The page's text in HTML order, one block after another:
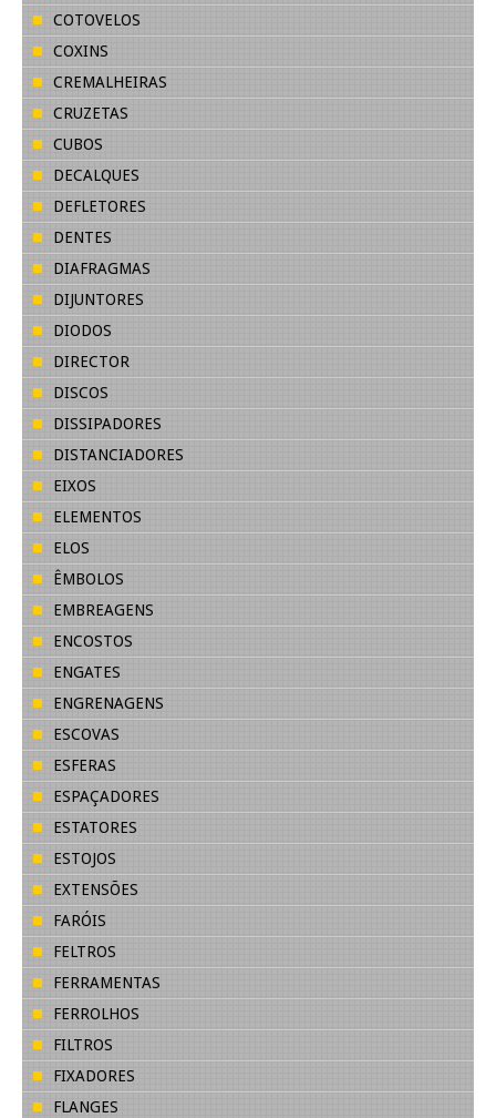
COTOVELOS
COXINS
CREMALHEIRAS
CRUZETAS
CUBOS
DECALQUES
DEFLETORES
DENTES
DIAFRAGMAS
DIJUNTORES
DIODOS
DIRECTOR
DISCOS
DISSIPADORES
DISTANCIADORES
EIXOS
ELEMENTOS
ELOS
ÊMBOLOS
EMBREAGENS
ENCOSTOS
ENGATES
ENGRENAGENS
ESCOVAS
ESFERAS
ESPAÇADORES
ESTATORES
ESTOJOS
EXTENSÕES
FARÓIS
FELTROS
FERRAMENTAS
FERROLHOS
FILTROS
FIXADORES
FLANGES